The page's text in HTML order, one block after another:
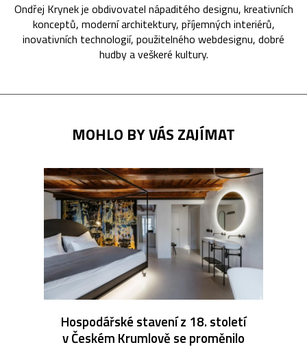
Ondřej Krynek je obdivovatel nápaditého designu, kreativních
konceptů, moderní architektury, příjemných interiérů,
inovativních technologií, použitelného webdesignu, dobré
hudby a veškeré kultury.
MOHLO BY VÁS ZAJÍMAT
Hospodářské stavení z 18. století
v Českém Krumlově se proměnilo